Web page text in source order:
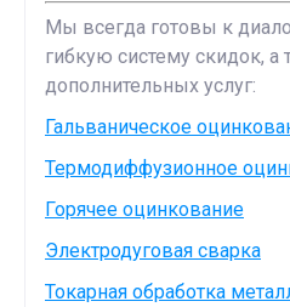
Мы всегда готовы к
гибкую систему скидок, а
дополнительных услуг:
Гальваническое
Термодиффузионное
Горячее оцинкование
Электродуговая сварка
Токарная обработка